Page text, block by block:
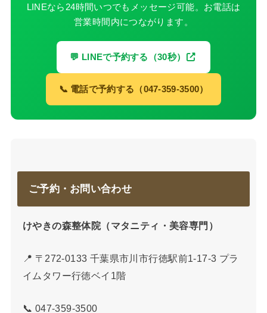
LINEなら24時間いつでもメッセージ可能。お電話は
営業時間内につながります。
💬 LINEで予約する（30秒）
📞 電話で予約する（047-359-3500）
ご予約・お問い合わせ
けやきの森整体院（マタニティ・美容専門）
📍 〒272-0133 千葉県市川市行徳駅前1-17-3 プラ
イムタワー行徳ベイ1階
📞 047-359-3500